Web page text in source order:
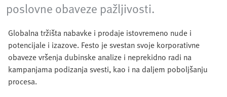
poslovne obaveze pažljivosti.
Globalna tržišta nabavke i prodaje istovremeno nude i
potencijale i izazove. Festo je svestan svoje korporativne
obaveze vršenja dubinske analize i neprekidno radi na
kampanjama podizanja svesti, kao i na daljem poboljšanju
procesa.